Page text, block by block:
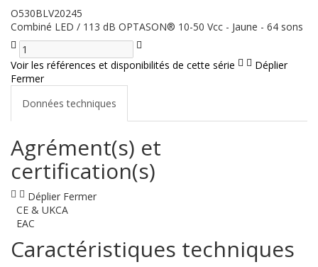
O530BLV20245
Combiné LED / 113 dB OPTASON® 10-50 Vcc - Jaune - 64 sons
Voir les références et disponibilités de cette série
Déplier
Fermer
Données techniques
Agrément(s) et
certification(s)
Déplier Fermer
CE & UKCA
EAC
Caractéristiques techniques